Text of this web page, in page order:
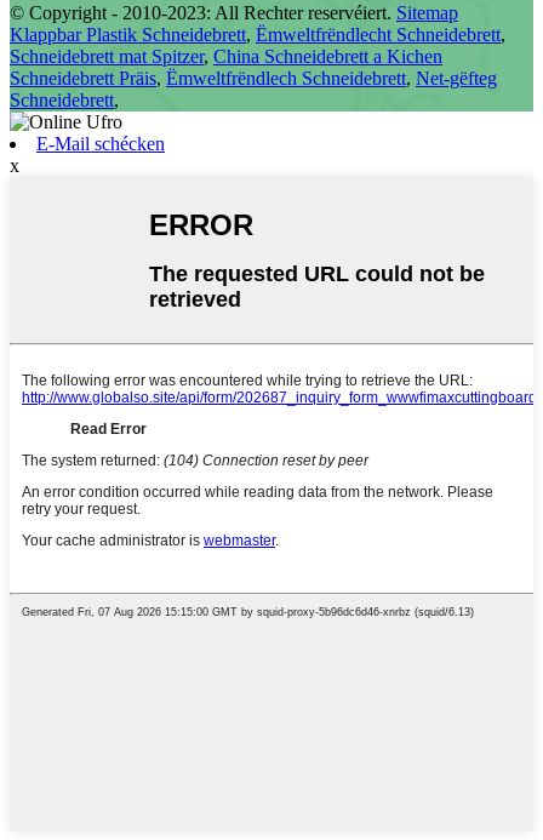
© Copyright - 2010-2023: All Rechter reservéiert. Sitemap
Klappbar Plastik Schneidebrett, Ëmweltfrëndlecht Schneidebrett,
Schneidebrett mat Spitzer, China Schneidebrett a Kichen
Schneidebrett Präis, Ëmweltfrëndlech Schneidebrett, Net-gëfteg
Schneidebrett,
E-Mail schécken
x